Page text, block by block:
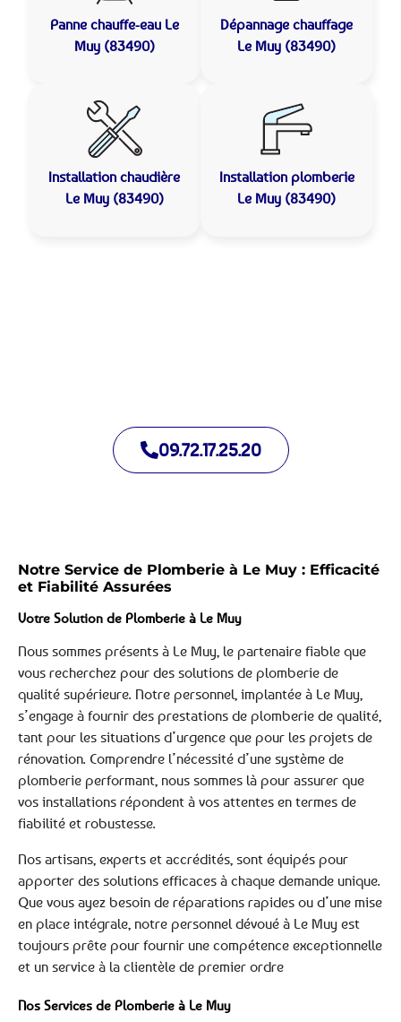
Panne chauffe-eau Le
Muy (83490)
Dépannage chauffage
Le Muy (83490)
Installation chaudière
Le Muy (83490)
Installation plomberie
Le Muy (83490)
09.72.17.25.20
Notre Service de Plomberie à Le Muy : Efficacité
et Fiabilité Assurées
Votre Solution de Plomberie à Le Muy
Nous sommes présents à Le Muy, le partenaire fiable que
vous recherchez pour des solutions de plomberie de
qualité supérieure. Notre personnel, implantée à Le Muy,
s’engage à fournir des prestations de plomberie de qualité,
tant pour les situations d’urgence que pour les projets de
rénovation. Comprendre l’nécessité d’une système de
plomberie performant, nous sommes là pour assurer que
vos installations répondent à vos attentes en termes de
fiabilité et robustesse.
Nos artisans, experts et accrédités, sont équipés pour
apporter des solutions efficaces à chaque demande unique.
Que vous ayez besoin de réparations rapides ou d’une mise
en place intégrale, notre personnel dévoué à Le Muy est
toujours prête pour fournir une compétence exceptionnelle
et un service à la clientèle de premier ordre
Nos Services de Plomberie à Le Muy